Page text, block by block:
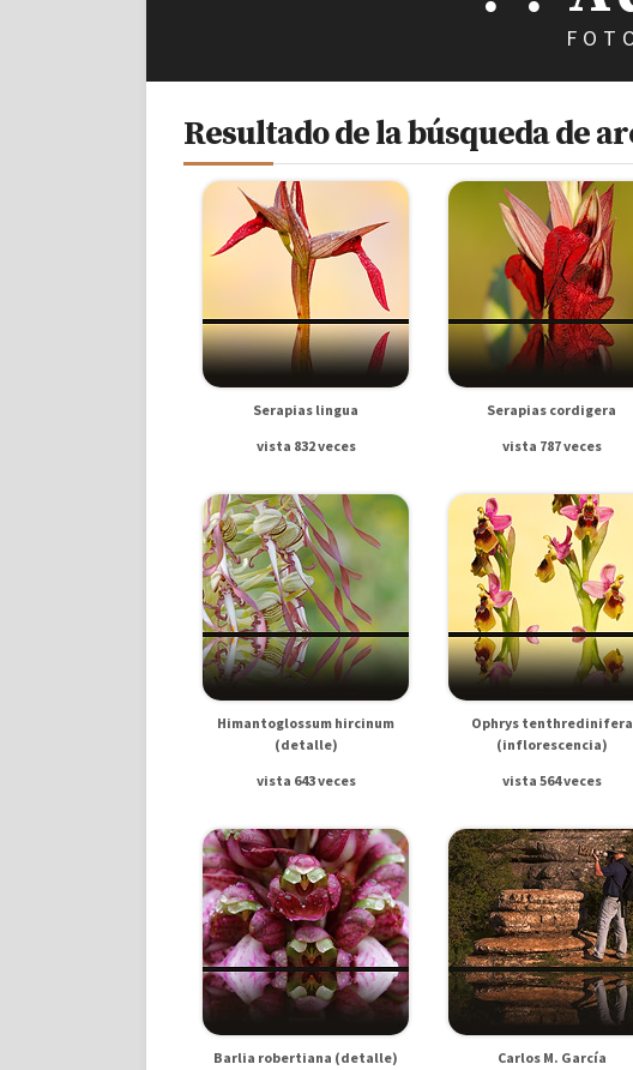
Resultado de la búsqueda de
Serapias lingua
vista 832 veces
Serapias cordigera
vista 787 veces
Himantoglossum hircinum
(detalle)
vista 643 veces
Ophrys tenthredinifera
(inflorescencia)
vista 564 veces
Barlia robertiana (detalle)
Carlos M. García